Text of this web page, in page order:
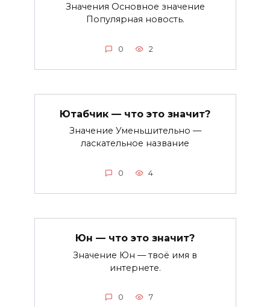
Значения Основное значение
Популярная новость.
0 2
Ютабчик — что это значит?
Значение Уменьшительно —
ласкательное название
0 4
Юн — что это значит?
Значение Юн — твоё имя в
интернете.
0 7